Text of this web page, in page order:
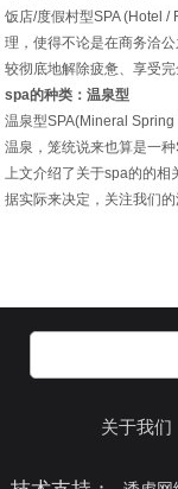
饭店/度假村型SPA (Hotel /
理，使得不论是在商务洽
较彻底地解除疲惫、享受完
spa的种类：温泉型
温泉型SPA(Mineral
温泉，笼统说来也算是一种
上文介绍了关于spa的的相
据实际来决定，关注我们
关于我们